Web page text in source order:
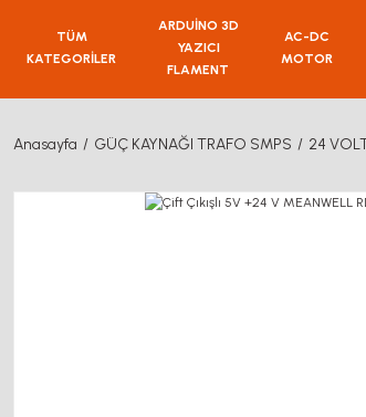
TÜM
KATEGORİLER
ARDUİNO 3D
YAZICI
FLAMENT
AC-DC
MOTOR
Anasayfa GÜÇ KAYNAĞI TRAFO SMPS 24